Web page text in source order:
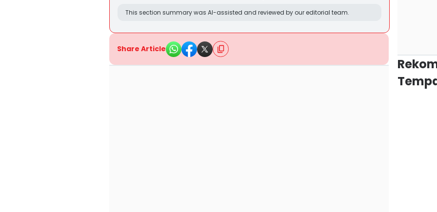
This section summary was AI-assisted and reviewed by our editorial team.
Share Article